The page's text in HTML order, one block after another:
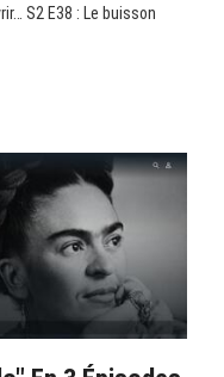
S2 E38 : Le buisson